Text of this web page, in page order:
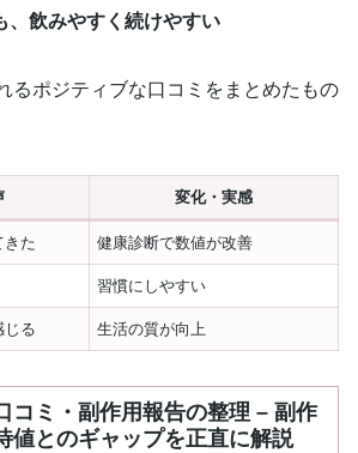
、飲みやすく続けやすい
るポジティブな口コミをまとめたもの
変化・実感
きた 健康診断で数値が改善
習慣にしやすい
じる 生活の質が向上
コミ・副作用報告の整理 – 副作
値とのギャップを正直に解説